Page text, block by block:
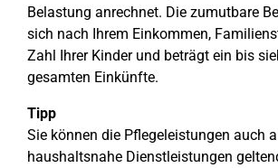
Belastung anrechnet. Die zumutbare
sich nach Ihrem Einkommen,
Zahl Ihrer Kinder und beträgt ein bis
gesamten Einkünfte.
Tipp
Sie können die Pflegeleistungen auch
haushaltsnahe Dienstleistungen